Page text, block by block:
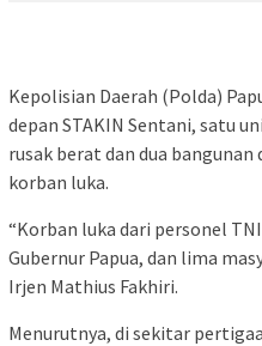
Kepolisian Daerah (Polda)
depan STAKIN Sentani, satu
rusak berat dan dua bangunan
korban luka.
“Korban luka dari personel
Gubernur Papua, dan lima
Irjen Mathius Fakhiri.
Menurutnya, di sekitar